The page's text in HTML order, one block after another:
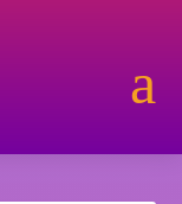
a